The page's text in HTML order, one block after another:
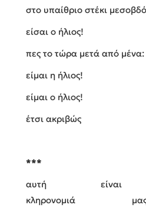
στο υπαίθριο στέκι
είσαι ο ήλιος!
πες το τώρα μετά από μένα:
είμαι η ήλιος!
είμαι ο ήλιος!
έτσι ακριβώς
***
αυτή
κληρονομιά